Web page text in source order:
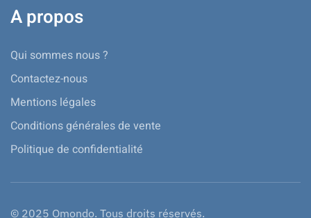
A propos
Qui sommes nous ?
Contactez-nous
Mentions légales
Conditions générales de vente
Politique de confidentialité
© 2025 Omondo. Tous droits réservés.